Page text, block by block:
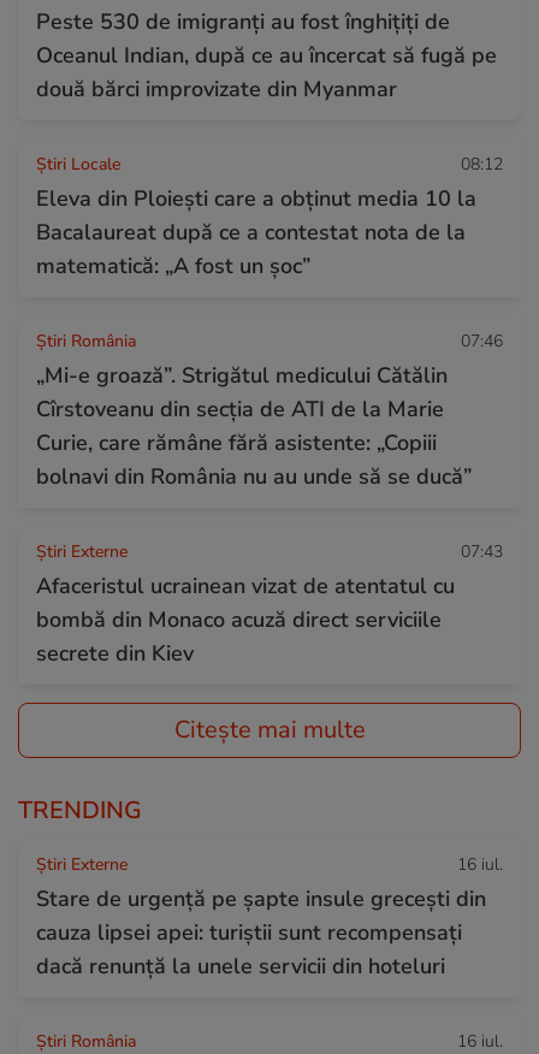
Peste 530 de imigranți au fost înghițiți de
Oceanul Indian, după ce au încercat să fugă pe
două bărci improvizate din Myanmar
Știri Locale 08:12
Eleva din Ploiești care a obținut media 10 la
Bacalaureat după ce a contestat nota de la
matematică: „A fost un șoc”
Știri România 07:46
„Mi-e groază”. Strigătul medicului Cătălin
Cîrstoveanu din secția de ATI de la Marie
Curie, care rămâne fără asistente: „Copiii
bolnavi din România nu au unde să se ducă”
Știri Externe 07:43
Afaceristul ucrainean vizat de atentatul cu
bombă din Monaco acuză direct serviciile
secrete din Kiev
Citește mai multe
TRENDING
Știri Externe 16 iul.
Stare de urgență pe șapte insule grecești din
cauza lipsei apei: turiștii sunt recompensați
dacă renunță la unele servicii din hoteluri
Știri România 16 iul.